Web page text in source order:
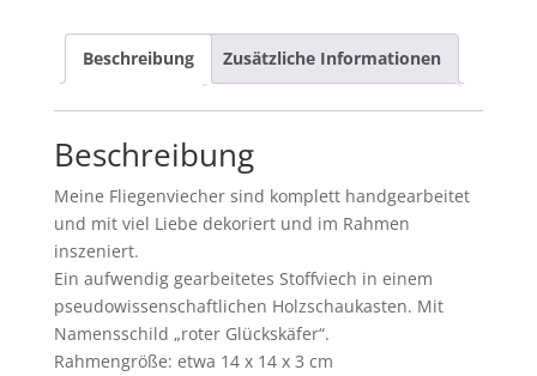
Beschreibung Zusätzliche Informationen
Beschreibung
Meine Fliegenviecher sind komplett handgearbeitet
und mit viel Liebe dekoriert und im Rahmen
inszeniert.
Ein aufwendig gearbeitetes Stoffviech in einem
pseudowissenschaftlichen Holzschaukasten. Mit
Namensschild „roter Glückskäfer“.
Rahmengröße: etwa 14 x 14 x 3 cm